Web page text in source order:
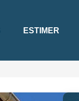
ESTIMER